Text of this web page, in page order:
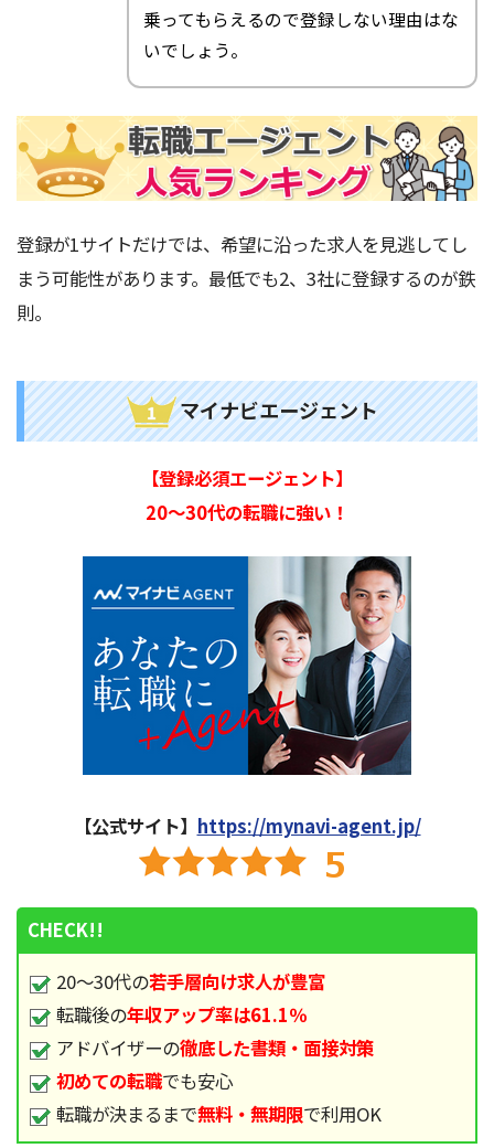
乗ってもらえるので登録しない理由はな
いでしょう。
登録が1サイトだけでは、希望に沿った求人を見逃してし
まう可能性があります。最低でも2、3社に登録するのが鉄
則。
マイナビエージェント
【登録必須エージェント】
20～30代の転職に強い！
【公式サイト】 https://mynavi-agent.jp/
CHECK!!
20～30代の若手層向け求人が豊富
転職後の年収アップ率は61.1％
アドバイザーの徹底した書類・面接対策
初めての転職でも安心
転職が決まるまで無料・無期限で利用OK